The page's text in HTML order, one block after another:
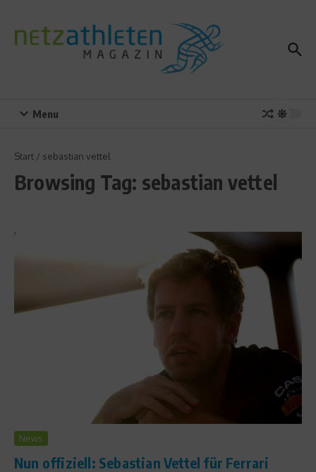
Menu
Start / sebastian vettel
Browsing Tag: sebastian vettel
News
Nun offiziell: Sebastian Vettel für Ferrari